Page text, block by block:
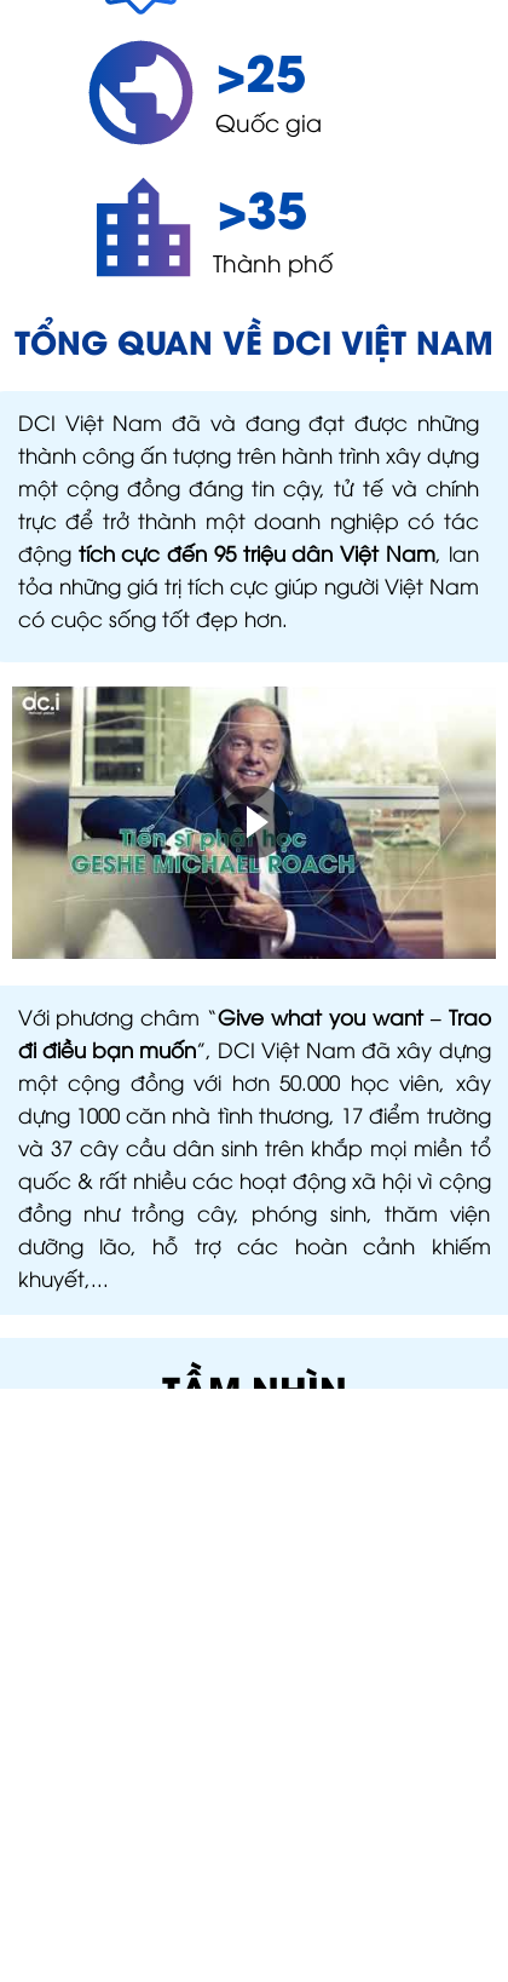
>35
Thành phố
>25
Quốc gia
TỔNG QUAN VỀ DCI VIỆT NAM
DCI Việt Nam đã và đang đạt được những
thành công ấn tượng trên hành trình xây dựng
một cộng đồng đáng tin cậy, tử tế và chính
trực để trở thành một doanh nghiệp có tác
động tích cực đến 95 triệu dân Việt Nam, lan
tỏa những giá trị tích cực giúp người Việt Nam
có cuộc sống tốt đẹp hơn.
Với phương châm “Give what you want – Trao
đi điều bạn muốn”, DCI Việt Nam đã xây dựng
một cộng đồng với hơn 50.000 học viên, xây
dựng 1000 căn nhà tình thương, 17 điểm trường
và 37 cây cầu dân sinh trên khắp mọi miền tổ
quốc & rất nhiều các hoạt động xã hội vì cộng
đồng như trồng cây, phóng sinh, thăm viện
dưỡng lão, hỗ trợ các hoàn cảnh khiếm
khuyết,...
TẦM NHÌN